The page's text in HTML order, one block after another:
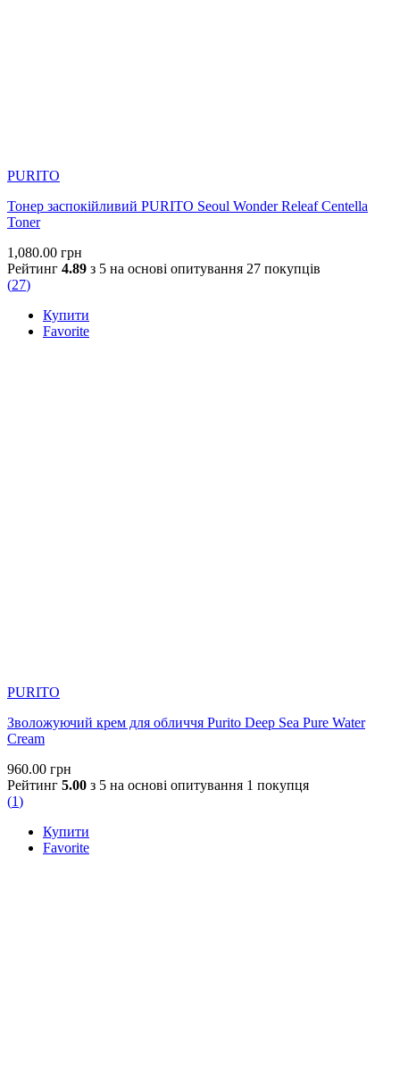
PURITO
Тонер заспокійливий PURITO Seoul Wonder Releaf Centella
Toner
1,080.00 грн
Рейтинг 4.89 з 5 на основі опитування 27 покупців
(27)
Купити
Favorite
PURITO
Зволожуючий крем для обличчя Purito Deep Sea Pure Water
Cream
960.00 грн
Рейтинг 5.00 з 5 на основі опитування 1 покупця
(1)
Купити
Favorite